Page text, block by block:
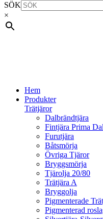
SÖK
×
Hem
Produkter
Trätjäror
Dalbrändtjära
Fintjära Prima
Furutjära
Båtsmörja
Övriga Tjäror
Bryggsmörja
Tjärolja 20/80
Trätjära A
Bryggolja
Pigmenterade
Pigmenterad